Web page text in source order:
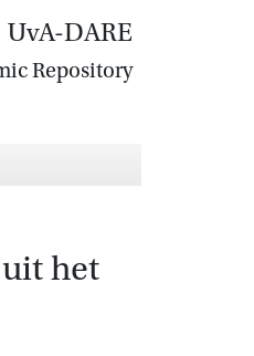
UvA-DARE
Repository
het